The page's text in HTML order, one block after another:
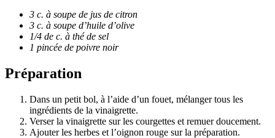
3 c. à soupe de jus de citron
3 c. à soupe d’huile d’olive
1/4 de c. à thé de sel
1 pincée de poivre noir
Préparation
Dans un petit bol, à l’aide d’un fouet, mélanger tous les
ingrédients de la vinaigrette.
Verser la vinaigrette sur les courgettes et remuer doucement.
Ajouter les herbes et l’oignon rouge sur la préparation.